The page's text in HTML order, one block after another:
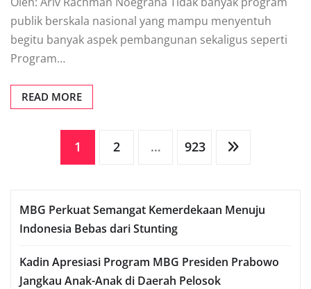
publik berskala nasional yang mampu menyentuh
begitu banyak aspek pembangunan sekaligus seperti
Program…
READ MORE
Posts
pagination
1 2 … 923
MBG Perkuat Semangat Kemerdekaan Menuju
Indonesia Bebas dari Stunting
Kadin Apresiasi Program MBG Presiden Prabowo
Jangkau Anak-Anak di Daerah Pelosok